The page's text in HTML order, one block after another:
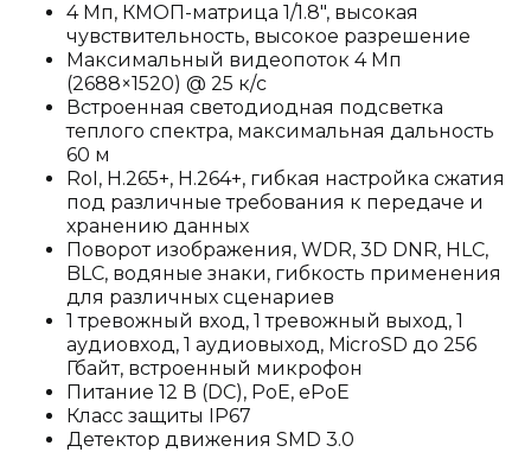
4 Мп, КМОП-матрица 1/1.8", высокая
чувствительность, высокое разрешение
Максимальный видеопоток 4 Мп
(2688×1520) @ 25 к/с
Встроенная светодиодная подсветка
теплого спектра, максимальная дальность
60 м
RoI, H.265+, H.264+, гибкая настройка сжатия
под различные требования к передаче и
хранению данных
Поворот изображения, WDR, 3D DNR, HLC,
BLC, водяные знаки, гибкость применения
для различных сценариев
1 тревожный вход, 1 тревожный выход, 1
аудиовход, 1 аудиовыход, MicroSD до 256
Гбайт, встроенный микрофон
Питание 12 В (DC), PoE, ePoE
Класс защиты IP67
Детектор движения SMD 3.0